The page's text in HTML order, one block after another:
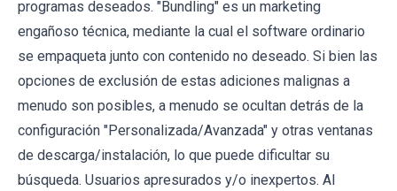
programas deseados. "Bundling" es un marketing
engañoso técnica, mediante la cual el software ordinario
se empaqueta junto con contenido no deseado. Si bien las
opciones de exclusión de estas adiciones malignas a
menudo son posibles, a menudo se ocultan detrás de la
configuración "Personalizada/Avanzada" y otras ventanas
de descarga/instalación, lo que puede dificultar su
búsqueda. Usuarios apresurados y/o inexpertos. Al